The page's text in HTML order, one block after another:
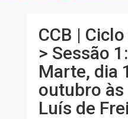
CCB |
> Sessão
Marte, dia
outubro às
Luís de